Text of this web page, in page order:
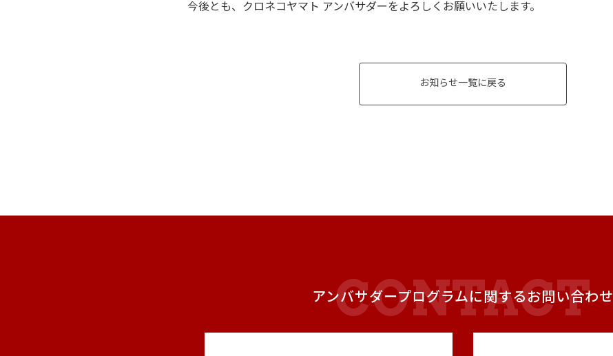
今後とも、クロネコヤマト アンバサダーをよろしくお願いいたします。
お知らせ一覧に戻る
アンバサダープログラムに関するお問い合わせ